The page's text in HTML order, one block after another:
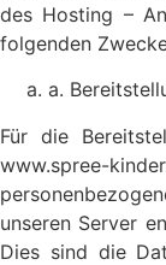
des Hosting –
folgenden
a.
Für die
www.spree-
unseren Server
Dies sind die